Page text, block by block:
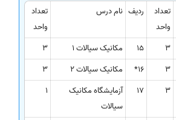
تعداد
واحد
ردیف نام درس
تعداد
واحد
3
15 مکانیک سیالات 1
3
3
16* مکانیک سیالات 2
3
3
17
آزمایشگاه مکانیک
سیالات
1